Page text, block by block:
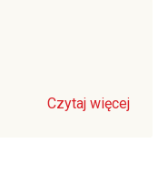
Czytaj więcej